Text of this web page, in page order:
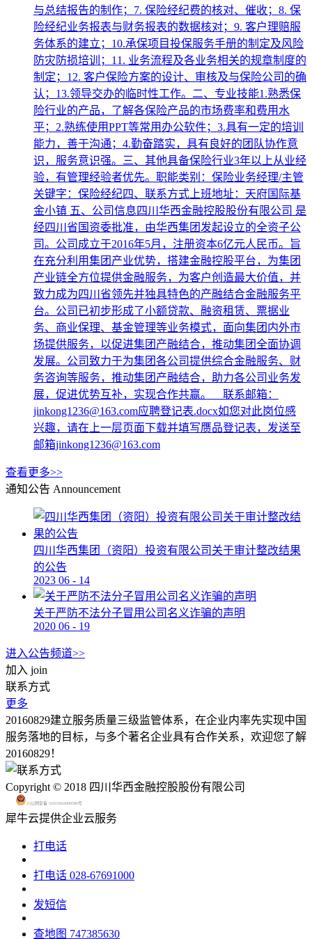
与总结报告的制作；7. 保险经纪费的核对、催收；8. 保
险经纪业务报表与财务报表的数据核对；9. 客户理赔服
务体系的建立；10.承保项目投保服务手册的制定及风险
防灾防损培训；11. 业务流程及各业务相关的规章制度的
制定；12. 客户保险方案的设计、审核及与保险公司的确
认；13.领导交办的临时性工作。二、专业技能1.熟悉保
险行业的产品，了解各保险产品的市场费率和费用水
平；2.熟练使用PPT等常用办公软件；3.具有一定的培训
能力，善于沟通；4.勤奋踏实，具有良好的团队协作意
识，服务意识强。三、其他具备保险行业3年以上从业经
验，有管理经验者优先。职能类别：保险业务经理/主管
关键字：保险经纪四、联系方式上班地址：天府国际基
金小镇 五、公司信息四川华西金融控股股份有限公司 是
经四川省国资委批准，由华西集团发起设立的全资子公
司。公司成立于2016年5月，注册资本6亿元人民币。旨
在充分利用集团产业优势，搭建金融控股平台，为集团
产业链全方位提供金融服务，为客户创造最大价值，并
致力成为四川省领先并独具特色的产融结合金融服务平
台。公司已初步形成了小额贷款、融资租赁、票据业
务、商业保理、基金管理等业务模式，面向集团内外市
场提供服务，以促进集团产融结合，推动集团全面协调
发展。公司致力于为集团各公司提供综合金融服务、财
务咨询等服务，推动集团产融结合，助力各公司业务发
展，促进优势互补，实现合作共赢。 联系邮箱：
jinkong1236@163.com应聘登记表.docx如您对此岗位感
兴趣，请在上一层页面下载并填写赝品登记表，发送至
邮箱jinkong1236@163.com
查看更多>>
通知公告 Announcement
四川华西集团（资阳）投资有限公司关于审计整改结果
的公告
2023 06 - 14
关于严防不法分子冒用公司名义诈骗的声明
2020 06 - 19
进入公告频道>>
加入 join
联系方式
更多
20160829建立服务质量三级监管体系，在企业内率先实现中国
服务落地的目标，与多个著名企业具有合作关系，欢迎您了解
20160829！
Copyright © 2018 四川华西金融控股股份有限公司
川公网安备 51015602000580号
犀牛云提供企业云服务
打电话
打电话 028-67691000
发短信
查地图 747385630